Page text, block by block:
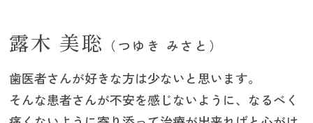
露木 美聡 （つゆき みさと）
歯医者さんが好きな方は少ないと思います。
そんな患者さんが不安を感じないように、なるべく